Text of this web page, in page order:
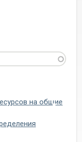
на общие